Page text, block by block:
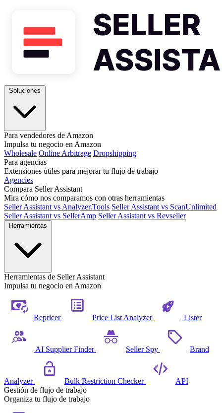
Para vendedores de Amazon
Impulsa tu negocio en Amazon
Wholesale Online Arbitrage Dropshipping
Para agencias
Extensiones útiles para mejorar tu flujo de trabajo
Agencies
Compara Seller Assistant
Mira cómo nos comparamos con otras herramientas
Seller Assistant vs Analyzer.Tools Seller Assistant vs ScanUnlimited
Seller Assistant vs SellerAmp Seller Assistant vs Revseller
Herramientas de Seller Assistant
Impulsa tu negocio en Amazon
Repricer Price List Analyzer Lister
AI Supplier Finder Seller Spy Brand
Analyzer Bulk Restriction Checker
API
Gestión de flujo de trabajo
Organiza tu flujo de trabajo